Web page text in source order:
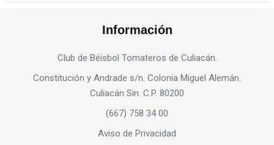
Información
Club de Béisbol Tomateros de Culiacán.
Constitución y Andrade s/n. Colonia Miguel Alemán.
Culiacán Sin. C.P. 80200
(667) 758 34 00
Aviso de Privacidad